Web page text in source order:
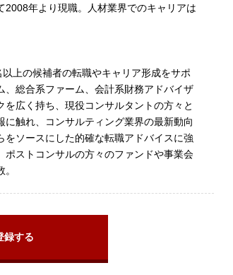
年より現職。人材業界でのキャリアは
上の候補者の転職やキャリア形成をサポ
総合系ファーム、会計系財務アドバイザ
広く持ち、現役コンサルタントの方々と
触れ、コンサルティング業界の最新動向
ソースにした的確な転職アドバイスに強
ストコンサルの方々のファンドや事業会
録する